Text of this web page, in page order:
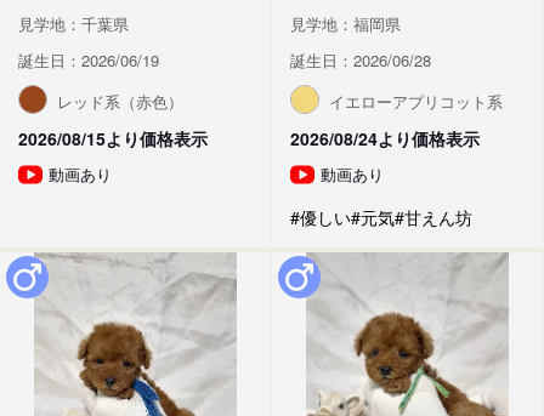
見学地：千葉県
誕生日：2026/06/19
レッド系（赤色）
2026/08/15より価格表示
動画あり
見学地：福岡県
誕生日：2026/06/28
イエローアプリコット系
2026/08/24より価格表示
動画あり
#優しい#元気#甘えん坊